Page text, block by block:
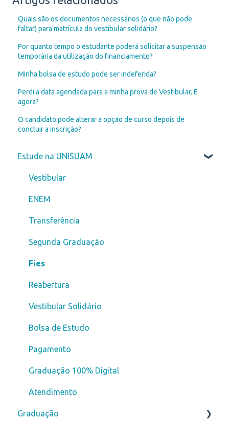
Quais são os documentos necessários (o que não pode
faltar) para matrícula do vestibular solidário?
Por quanto tempo o estudante poderá solicitar a suspensão
temporária da utilização do financiamento?
Minha bolsa de estudo pode ser indeferida?
Perdi a data agendada para a minha prova de Vestibular. E
agora?
O candidato pode alterar a opção de curso depois de
concluir a inscrição?
Estude na UNISUAM
Vestibular
ENEM
Transferência
Segunda Graduação
Fies
Reabertura
Vestibular Solidário
Bolsa de Estudo
Pagamento
Graduação 100% Digital
Atendimento
Graduação